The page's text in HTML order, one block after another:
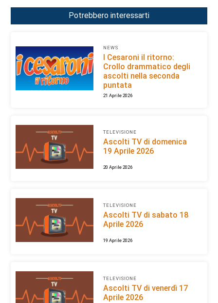
Potrebbero interessarti
NEWS
I Cesaroni il ritorno:
Crollo drammatico degli
ascolti nella seconda
puntata
21 Aprile 2026
TELEVISIONE
Ascolti TV di domenica
19 Aprile 2026
20 Aprile 2026
TELEVISIONE
Ascolti TV di sabato 18
Aprile 2026
19 Aprile 2026
TELEVISIONE
Ascolti TV di venerdì 17
Aprile 2026